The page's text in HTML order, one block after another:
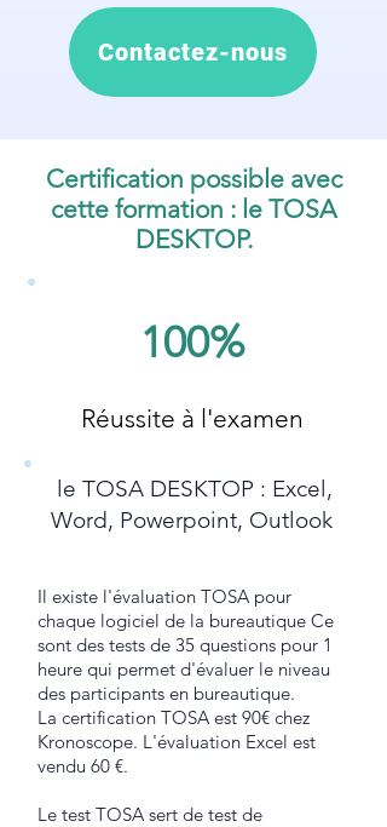
Contactez-nous
Certification possible avec
cette formation : le TOSA
DESKTOP.
100%
Réussite à l'examen
le TOSA DESKTOP : Excel,
Word, Powerpoint, Outlook
Il existe l'évaluation TOSA pour
chaque logiciel de la bureautique Ce
sont des tests de 35 questions pour 1
heure qui permet d'évaluer le niveau
des participants en bureautique.
La certification TOSA est 90€ chez
Kronoscope. L'évaluation Excel est
vendu 60 €.
Le test TOSA sert de test de